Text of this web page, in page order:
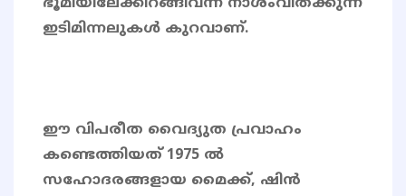
ഭൂമിയിലേക്കിറങ്ങിവന്ന് നാശംവിതക്കുന്ന
ഇടിമിന്നലുകൾ കുറവാണ്.
ഈ വിപരീത വൈദ്യുത പ്രവാഹം
കണ്ടെത്തിയത് 1975 ൽ
സഹോദരങ്ങളായ മൈക്ക്, ഷിൻ